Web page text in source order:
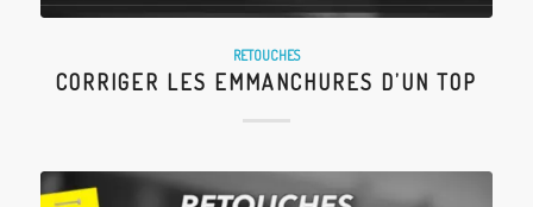
RETOUCHES
CORRIGER LES EMMANCHURES D’UN TOP